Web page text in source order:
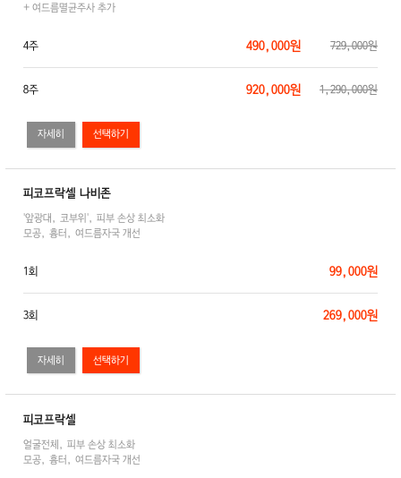
+ 여드름멸균주사 추가
자세히
4주 490,000원 729,000원
8주 920,000원 1,290,000원
피코프락셀 나비존
'앞광대, 코부위', 피부 손상 최소화
모공, 흉터, 여드름자국 개선
자세히
1회 99,000원
3회 269,000원
피코프락셀
얼굴전체, 피부 손상 최소화
모공, 흉터, 여드름자국 개선